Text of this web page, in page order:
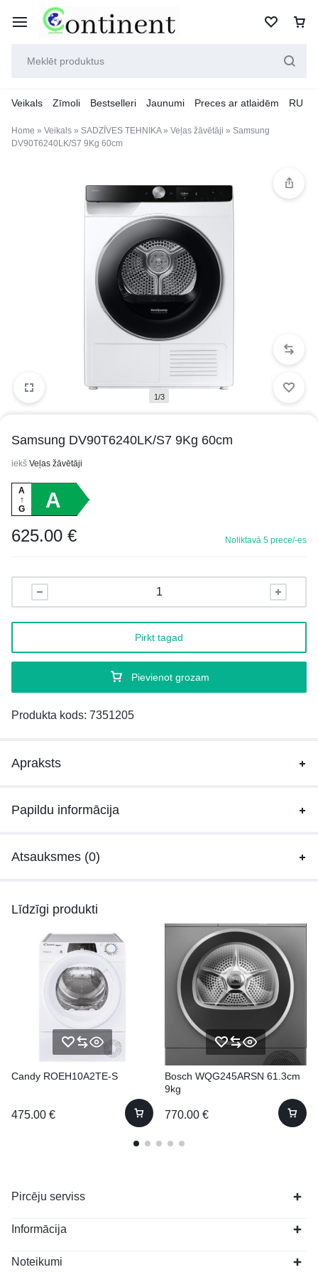
Veikals Zīmoli Bestselleri Jaunumi Preces ar atlaidēm RU
Home » Veikals » SADZĪVES TEHNIKA» Veļas žāvētāji » Samsung
DV90T6240LK/S7 9Kg 60cm
1/3
Samsung DV90T6240LK/S7 9Kg 60cm
iekš Veļas žāvētāji
A
↑
G
A
625.00 € Noliktavā 5 prece/-es
Pievienot grozam
Pirkt tagad
Produkta kods: 7351205
Apraksts
Papildu informācija
Atsauksmes (0)
Līdzīgi produkti
Candy ROEH10A2TE-S
475.00 €
Bosch WQG245ARSN 61.3cm
9kg
770.00 €
Pircēju serviss
Informācija
Noteikumi